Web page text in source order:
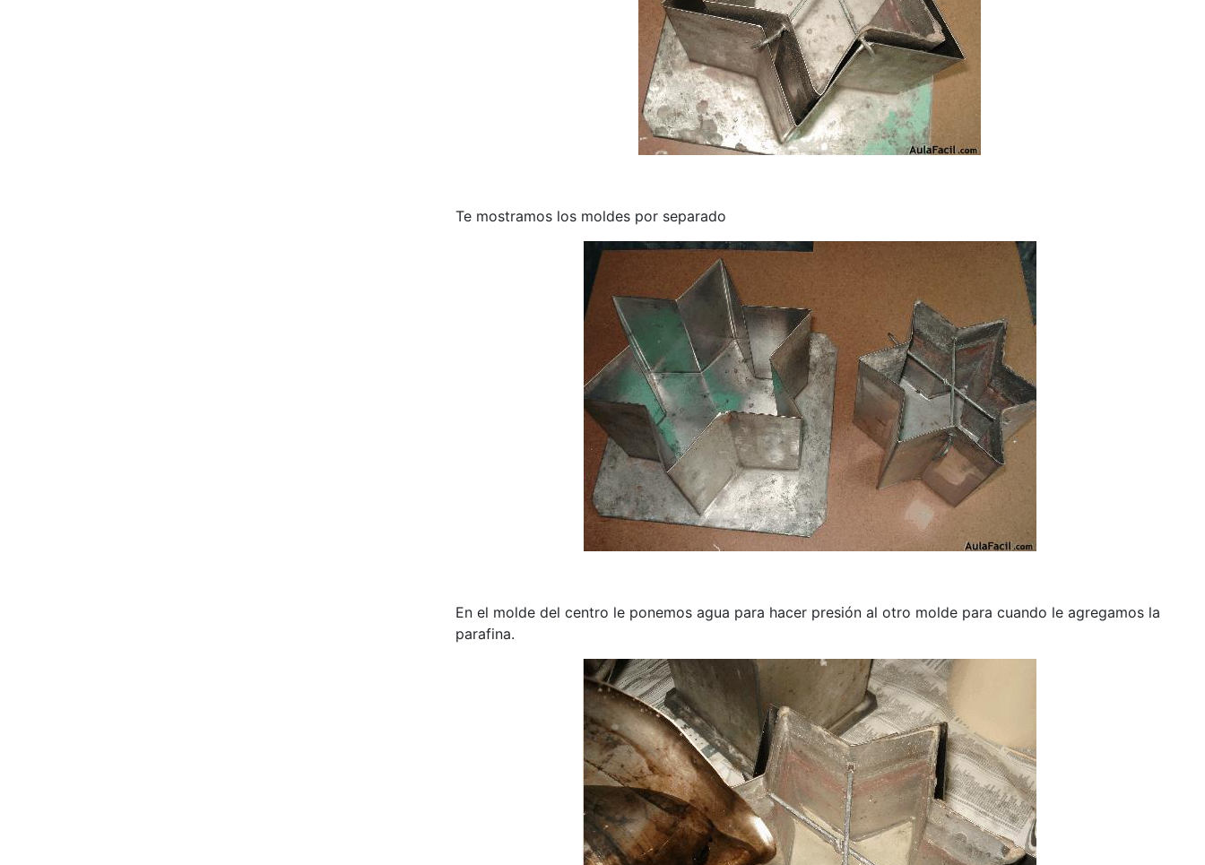
Te mostramos los moldes por separado
En el molde del centro le ponemos agua para hacer presión al otro molde para cuando le agregamos la
parafina.